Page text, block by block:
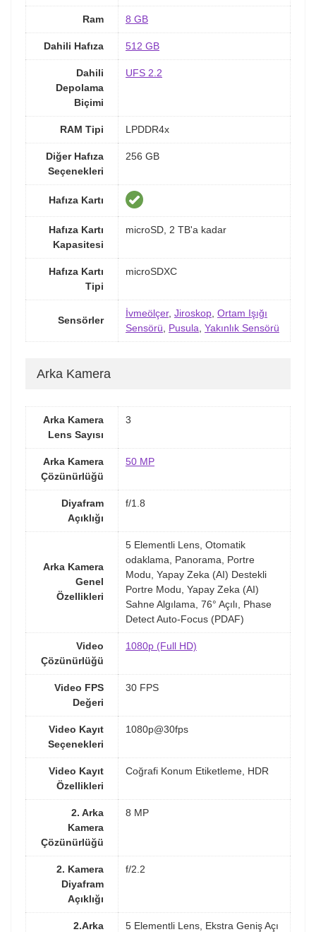
Ram 8 GB
Dahili Hafıza 512 GB
Dahili
Depolama
Biçimi
UFS 2.2
RAM Tipi LPDDR4x
Diğer Hafıza
Seçenekleri
256 GB
Hafıza Kartı
Hafıza Kartı
Kapasitesi
microSD, 2 TB'a kadar
Hafıza Kartı
Tipi
microSDXC
Sensörler
İvmeölçer, Jiroskop Ortam Işığı
Sensörü
Pusula Yakınlık Sensörü
Arka Kamera
Arka Kamera
Lens Sayısı
3
Arka Kamera
Çözünürlüğü
50 MP
Diyafram
Açıklığı
f/1.8
Arka Kamera
Genel
Özellikleri
5 Elementli Lens, Otomatik
odaklama, Panorama, Portre
Modu, Yapay Zeka (AI) Destekli
Portre Modu, Yapay Zeka (AI)
Sahne Algılama, 76° Açılı, Phase
Detect Auto-Focus (PDAF)
Video
Çözünürlüğü
1080p (Full HD)
Video FPS
Değeri
30 FPS
Video Kayıt
Seçenekleri
1080p@30fps
Video Kayıt
Özellikleri
Coğrafi Konum Etiketleme, HDR
2. Arka
Kamera
Çözünürlüğü
8 MP
2. Kamera
Diyafram
Açıklığı
f/2.2
2.Arka
5 Elementli Lens, Ekstra Geniş Açı